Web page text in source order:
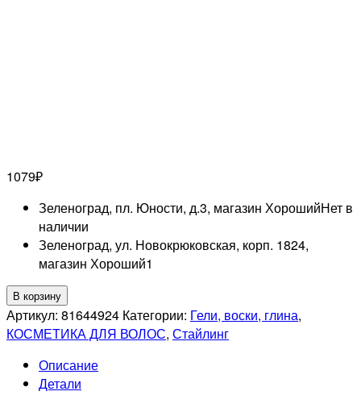
1079₽
Зеленоград, пл. Юности, д.3, магазин ХорошийНет в
наличии
Зеленоград, ул. Новокрюковская, корп. 1824,
магазин Хороший1
Количество
товара
LONDA
SOLIDIFY
В корзину
Артикул: 81644924 Категории: Гели, воски, глина,
КОСМЕТИКА ДЛЯ ВОЛОС, Стайлинг
Описание
Детали